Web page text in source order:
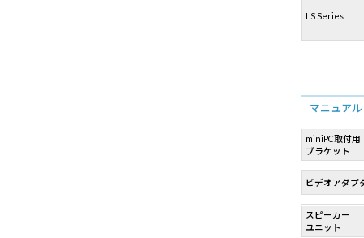
LS Series
マニュア
miniPC取付用
ブラケット
ビデオアダプ
スピーカー
ユニット